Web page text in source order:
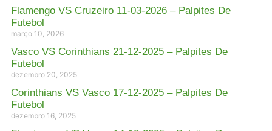
Flamengo VS Cruzeiro 11-03-2026 – Palpites De
Futebol
março 10, 2026
Vasco VS Corinthians 21-12-2025 – Palpites De
Futebol
dezembro 20, 2025
Corinthians VS Vasco 17-12-2025 – Palpites De
Futebol
dezembro 16, 2025